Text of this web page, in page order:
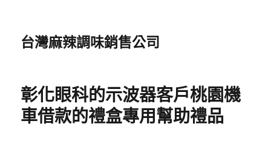
台灣麻辣調味銷售公司
彰化眼科的示波器客戶桃園機
車借款的禮盒專用幫助禮品